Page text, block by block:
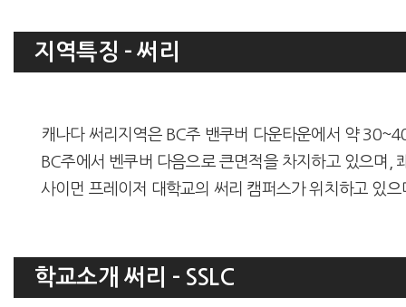
지역특징 - 써리
캐나다 써리지역은 BC주 밴쿠버 다운타운에서 약
BC주에서 벤쿠버 다음으로 큰면적을 차지하고 있으며,
사이먼 프레이저 대학교의 써리 캠퍼스가 위치하고 있
학교소개 써리 - SSLC